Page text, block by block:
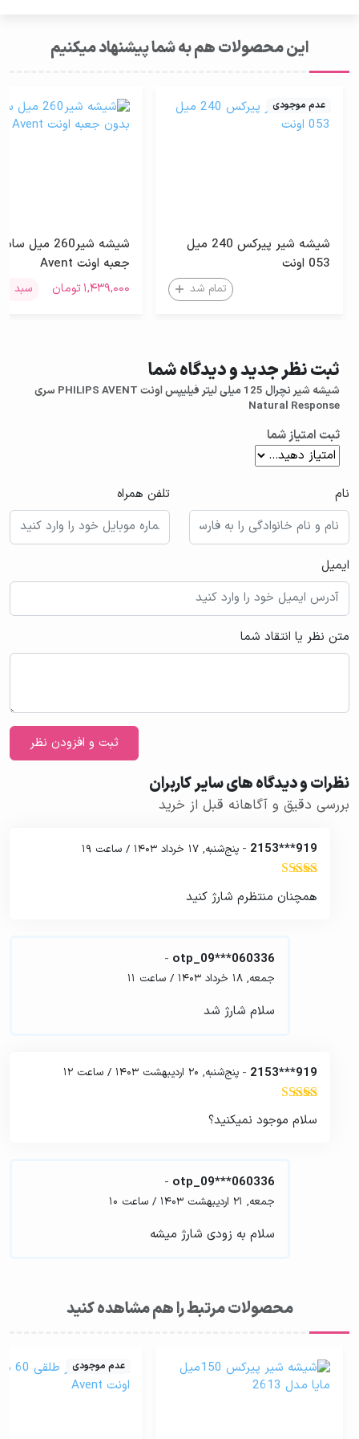
این محصولات هم به شما پیشنهاد میکنیم
عدم موجودی
شیشه شیر پیرکس 240 میل
053 اونت
تمام شد
شیشه شیر260 میل
جعبه اونت Avent
۱,۴۳۹,۰۰۰ تومان سبد
ثبت نظر جدید و دیدگاه شما
شیشه شیر نچرال 125 میلی لیتر فیلیپس اونت PHILIPS AVENT سری
Natural Response
ثبت امتیاز شما
متن نظر یا انتقاد شما
نام تلفن همراه
ایمیل
نظرات و دیدگاه های سایر کاربران
بررسی دقیق و آگاهانه قبل از خرید
919***2153
- پنج‌شنبه, 17 خرداد 1403 /ساعت 19
همچنان منتظرم شارژ کنید
otp_09***060336
-
جمعه, 18 خرداد 1403 /ساعت 11
سلام شارژ شد
919***2153
- پنج‌شنبه, 20 اردیبهشت 1403 /ساعت 12
سلام موجود نمیکنید؟
otp_09***060336
-
جمعه, 21 اردیبهشت 1403 /ساعت 10
سلام به زودی شارژ میشه
محصولات مرتبط را هم مشاهده کنید
عدم موجودی